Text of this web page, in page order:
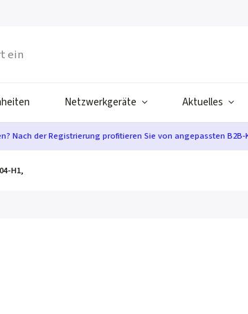
Netzwerkgeräte Aktuelles
Nach der Registrierung profitieren Sie von angepassten
H1,